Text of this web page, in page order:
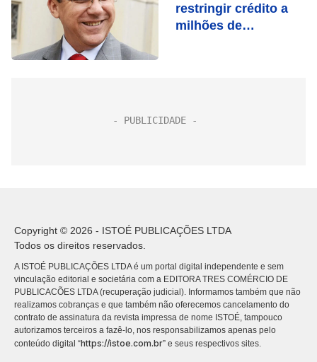
restringir crédito a
milhões de
Copyright © 2026 - ISTOÉ PUBLICAÇÕES LTDA
Todos os direitos reservados.
A ISTOÉ PUBLICAÇÕES LTDA é um portal digital independente e sem
vinculação editorial e societária com a EDITORA TRES COMÉRCIO DE
PUBLICACÕES LTDA (recuperação judicial). Informamos também que não
realizamos cobranças e que também não oferecemos cancelamento do
contrato de assinatura da revista impressa de nome ISTOÉ, tampouco
autorizamos terceiros a fazê-lo, nos responsabilizamos apenas pelo
conteúdo digital “https://istoe.com.br” e seus respectivos sites.